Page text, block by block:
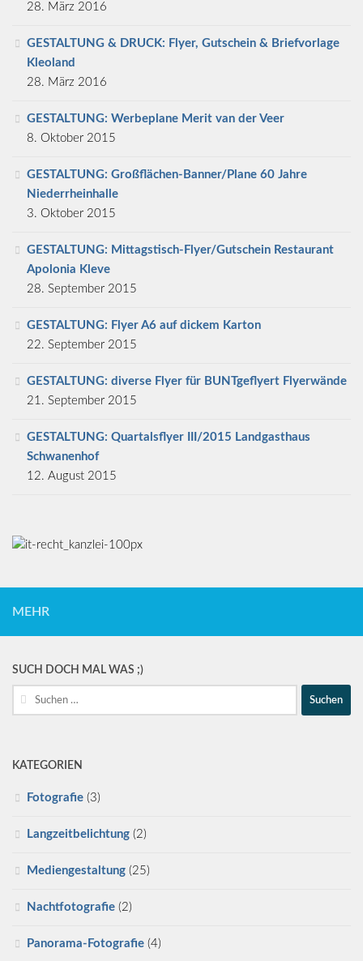
28. März 2016
GESTALTUNG & DRUCK: Flyer, Gutschein & Briefvorlage
Kleoland
28. März 2016
GESTALTUNG: Werbeplane Merit van der Veer
8. Oktober 2015
GESTALTUNG: Großflächen-Banner/Plane 60 Jahre
Niederrheinhalle
3. Oktober 2015
GESTALTUNG: Mittagstisch-Flyer/Gutschein Restaurant
Apolonia Kleve
28. September 2015
GESTALTUNG: Flyer A6 auf dickem Karton
22. September 2015
GESTALTUNG: diverse Flyer für BUNTgeflyert Flyerwände
21. September 2015
GESTALTUNG: Quartalsflyer III/2015 Landgasthaus
Schwanenhof
12. August 2015
MEHR
SUCH DOCH MAL WAS ;)
Suche
nach:
KATEGORIEN
Fotografie (3)
Langzeitbelichtung (2)
Mediengestaltung (25)
Nachtfotografie (2)
Panorama-Fotografie (4)